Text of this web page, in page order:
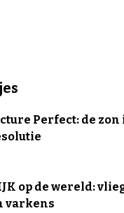
Perfect: de
op de wereld:
varkens